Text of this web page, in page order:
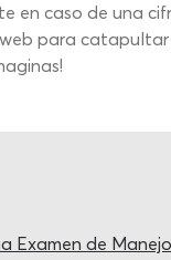
en caso de una
para
Examen de